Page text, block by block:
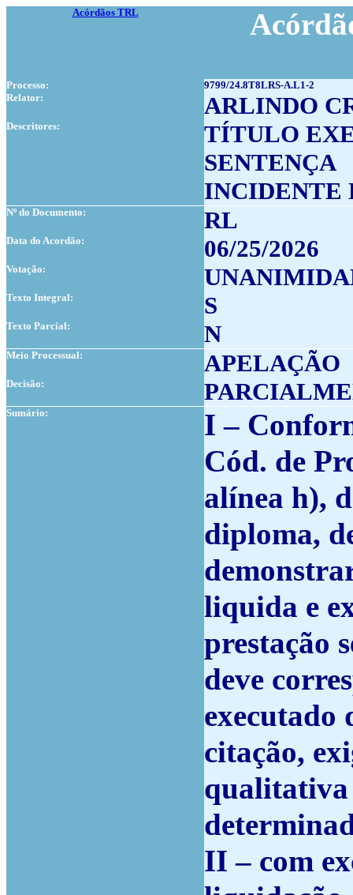
Acórdãos TRL
Processo:
9799/24.8T8LRS-A.L1-2
Relator:
ARLINDO
Descritores:
TÍTULO
SENTENÇA
INCIDENTE
Nº do Documento: RL
Data do Acordão: 06/25/2026
Votação:
Texto Integral: S
Texto Parcial: N
Meio Processual: APELAÇÃO
Decisão:
Sumário:
I –
Cód. de
alínea h),
diploma,
liquida e
prestação
deve
executado
citação,
qualitativa
II – com